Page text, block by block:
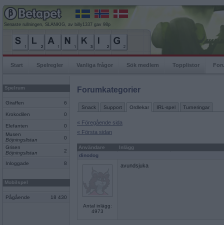
Senaste rullningen, SLANKIG, av billy1337 gav 98p
Start Spelregler Vanliga frågor Sök medlem Topplistor
Spelrum
Giraffen 6
Krokodilen 0
Elefanten
0
Musen
Böjningslistan
0
Grisen
Böjningslistan
2
Inloggade 8
Mobilspel
Pågående 18 430
Forumkategorier
Snack Support Ordlekar IRL-spel Turneringar
« Föregående sida
« Första sidan
Användare
Inlägg
dinodog
Antal inlägg:
4973
avundsjuka